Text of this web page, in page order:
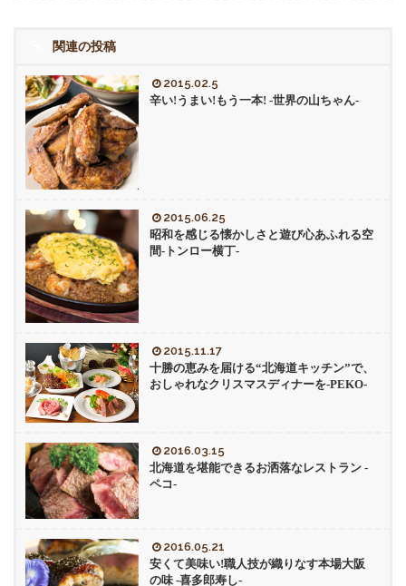
関連の投稿
2015.02.5
辛い!うまい!もう一本! -世界の山ちゃん-
2015.06.25
昭和を感じる懐かしさと遊び心あふれる空
間-トンロー横丁-
2015.11.17
十勝の恵みを届ける“北海道キッチン”で、
おしゃれなクリスマスディナーを-PEKO-
2016.03.15
北海道を堪能できるお洒落なレストラン -
ペコ-
2016.05.21
安くて美味い!職人技が織りなす本場大阪
の味 -喜多郎寿し-